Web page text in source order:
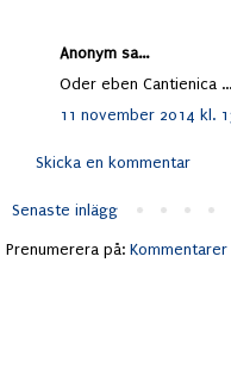
Anonym sa...
Oder eben Cantienica
11 november 2014 kl.
Skicka en kommentar
Senaste inlägg
Prenumerera på: